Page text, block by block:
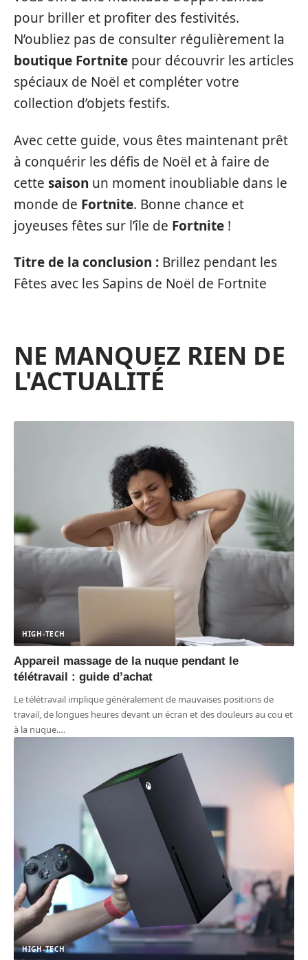
pour briller et profiter des festivités.
N’oubliez pas de consulter régulièrement la
boutique Fortnite pour découvrir les articles
spéciaux de Noël et compléter votre
collection d’objets festifs.
Avec cette guide, vous êtes maintenant prêt
à conquérir les défis de Noël et à faire de
cette saison un moment inoubliable dans le
monde de Fortnite. Bonne chance et
joyeuses fêtes sur l’île de Fortnite !
Titre de la conclusion : Brillez pendant les
Fêtes avec les Sapins de Noël de Fortnite
NE MANQUEZ RIEN DE
L'ACTUALITÉ
HIGH-TECH
Appareil massage de la nuque pendant le
télétravail : guide d’achat
Le télétravail implique généralement de mauvaises positions de
travail, de longues heures devant un écran et des douleurs au cou et
à la nuque.…
HIGH-TECH